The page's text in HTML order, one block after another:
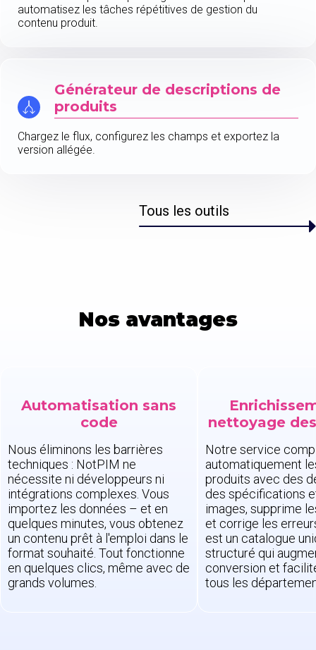
automatisez les tâches répétitives de gestion du
contenu produit.
Générateur de descriptions de
produits
Chargez le flux, configurez les champs et exportez la
version allégée.
Tous les outils
Nos avantages
Automatisation sans
code
Nous éliminons les barrières
techniques : NotPIM ne
nécessite ni développeurs ni
intégrations complexes. Vous
importez les données – et en
quelques minutes, vous obtenez
un contenu prêt à l'emploi dans le
format souhaité. Tout fonctionne
en quelques clics, même avec de
grands volumes.
nettoyage
Notre service
automatiquement
produits avec des
des spécifications
images, supprime
et corrige les
est un catalogue
structuré qui
conversion et
tous les